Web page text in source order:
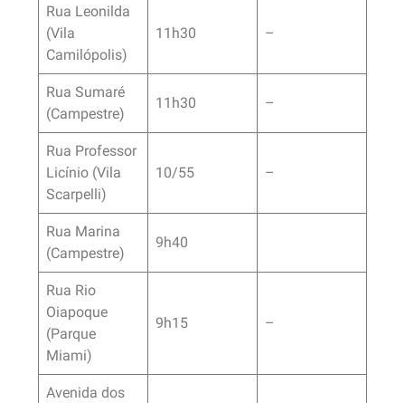
Rua Leonilda
(Vila
Camilópolis)
11h30 –
Rua Sumaré
(Campestre)
11h30 –
Rua Professor
Licínio (Vila
Scarpelli)
10/55 –
Rua Marina
(Campestre)
9h40
Rua Rio
Oiapoque
(Parque
Miami)
9h15 –
Avenida dos